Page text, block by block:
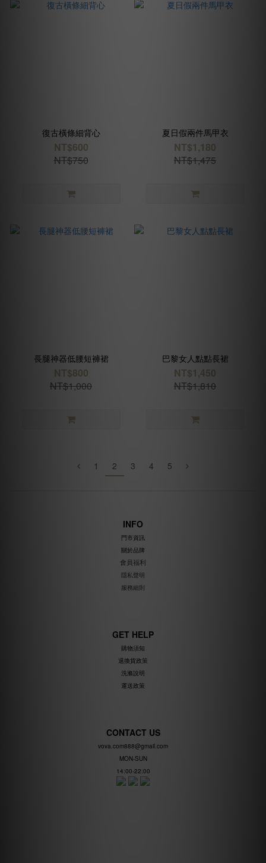
復古橫條細背心
NT$600
NT$750
夏日假兩件馬甲衣
NT$1,180
NT$1,475
長腿神器低腰短褲裙
NT$800
NT$1,000
巴黎女人點點長裙
NT$1,450
NT$1,810
1 2 3 4 5
INFO
門市資訊
關於品牌
會員福利
隱私聲明
服務細則
GET HELP
購物須知
退換貨政策
洗滌說明
運送政策
CONTACT US
vova.com888@gmail.com
MON-SUN
14:00-22:00